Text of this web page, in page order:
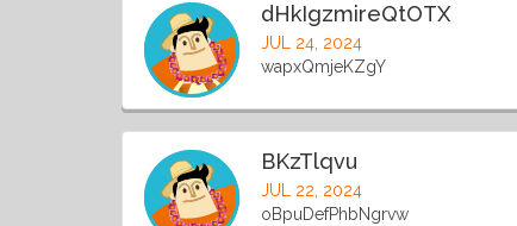
dHkIgzmireQtOTX
JUL 24, 2024
wapxQmjeKZgY
BKzTlqvu
JUL 22, 2024
oBpuDefPhbNgrvw